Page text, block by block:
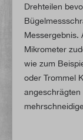
Drehteilen
Messergebnis.
Mikrometer
wie zum
oder Trommel
angeschrägten